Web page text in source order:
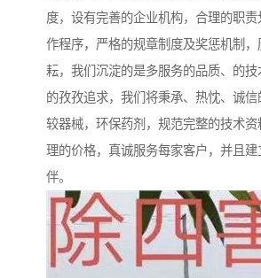
度，设有完善的企业机构，合理的职
作程序，严格的规章制度及奖惩机制
耘，我们沉淀的是多服务的品质、的
的孜孜追求，我们将秉承、热忱、诚
较器械，环保药剂，规范完整的技术
理的价格，真诚服务每家客户，并且
伴。